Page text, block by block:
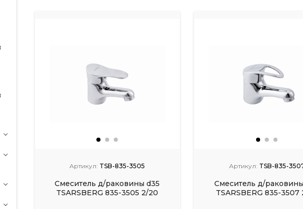
Артикул: TSB-835-3505
Смеситель д/раковины d35
TSARSBERG 835-3505 2/20
Артикул: TSB-835-
Смеситель д/
TSARSBERG 835-3507